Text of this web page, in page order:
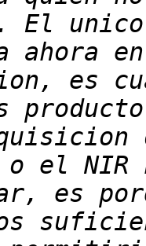
El
es
es